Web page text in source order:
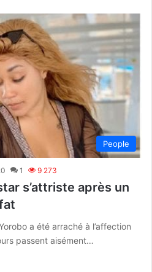
People
1 9 273
s’attriste après un
a été arraché à l’affection
passent aisément…